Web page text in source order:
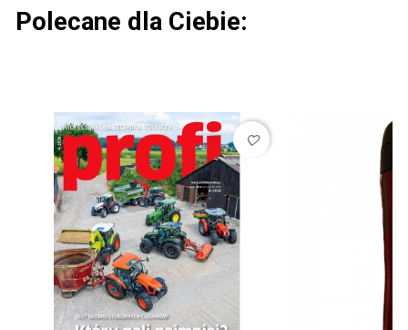
Polecane dla Ciebie:
favorite_border